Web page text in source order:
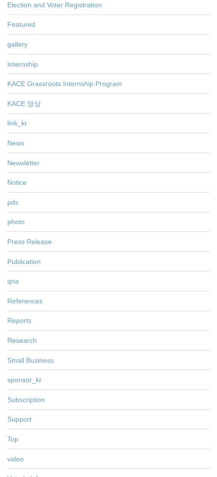
Election and Voter Registration
Featured
gallery
Internship
KACE Grassroots Internship Program
KACE 영상
link_kr
News
Newsletter
Notice
pds
photo
Press Release
Publication
qna
References
Reports
Research
Small Business
sponsor_kr
Subscription
Support
Top
video